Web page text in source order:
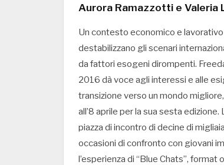
Aurora Ramazzotti e Valeria
Un contesto economico e
destabilizzano gli scenari
da fattori esogeni dirompenti.
2016 dà voce agli interessi e alle
transizione verso un mondo
all’8 aprile per la sua sesta
piazza di incontro di decine di
occasioni di confronto con giovani
l’esperienza di “Blue Chats”,